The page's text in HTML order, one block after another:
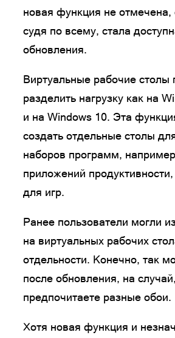
новая функция не отмечена,
судя по всему, стала
обновления.
Виртуальные рабочие столы
разделить нагрузку как на
и на Windows 10. Эта
создать отдельные столы
наборов программ,
приложений
для игр.
Ранее пользователи могли
на виртуальных рабочих
отдельности. Конечно, так
после обновления, на
предпочитаете разные обои.
Хотя новая функция и